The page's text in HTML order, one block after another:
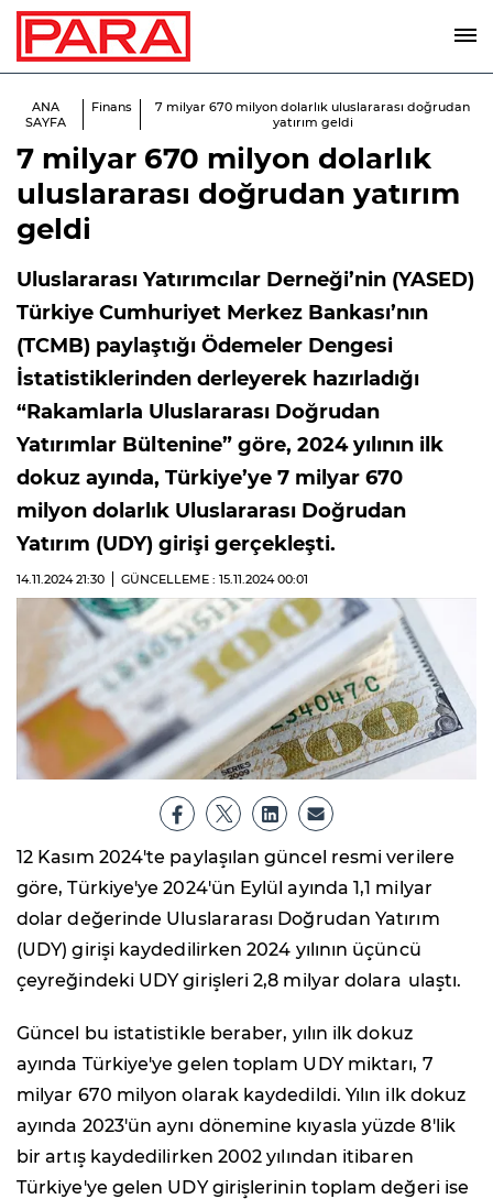
ANA
SAYFA
Finans
7 milyar 670 milyon dolarlık uluslararası doğrudan
yatırım geldi
7 milyar 670 milyon dolarlık
uluslararası doğrudan yatırım
geldi
Uluslararası Yatırımcılar Derneği’nin (YASED)
Türkiye Cumhuriyet Merkez Bankası’nın
(TCMB) paylaştığı Ödemeler Dengesi
İstatistiklerinden derleyerek hazırladığı
“Rakamlarla Uluslararası Doğrudan
Yatırımlar Bültenine” göre, 2024 yılının ilk
dokuz ayında, Türkiye’ye 7 milyar 670
milyon dolarlık Uluslararası Doğrudan
Yatırım (UDY) girişi gerçekleşti.
14.11.202421:30 GÜNCELLEME : 15.11.202400:01
12 Kasım 2024'te paylaşılan güncel resmi verilere
göre, Türkiye'ye 2024'ün Eylül ayında 1,1 milyar
dolar değerinde Uluslararası Doğrudan Yatırım
(UDY) girişi kaydedilirken 2024 yılının üçüncü
çeyreğindeki UDY girişleri 2,8 milyar dolara ulaştı.
Güncel bu istatistikle beraber, yılın ilk dokuz
ayında Türkiye'ye gelen toplam UDY miktarı, 7
milyar 670 milyon olarak kaydedildi. Yılın ilk dokuz
ayında 2023'ün aynı dönemine kıyasla yüzde 8'lik
bir artış kaydedilirken 2002 yılından itibaren
Türkiye'ye gelen UDY girişlerinin toplam değeri ise